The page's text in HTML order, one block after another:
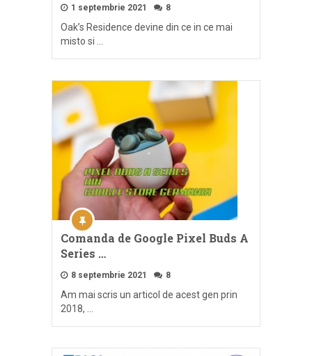
1 septembrie 2021 8
Oak’s Residence devine din ce in ce mai
misto si …
Comanda de Google Pixel Buds A
Series …
8 septembrie 2021 8
Am mai scris un articol de acest gen prin
2018, …